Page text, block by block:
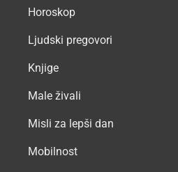
Horoskop
Ljudski pregovori
Knjige
Male živali
Misli za lepši dan
Mobilnost